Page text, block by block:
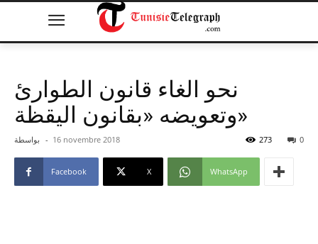
نحو الغاء قانون الطوارئ
وتعويضه «بقانون اليقظة»
بواسطة - 16 novembre 2018 0
273
Facebook X WhatsApp